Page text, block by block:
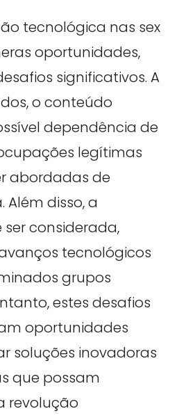
tecnológica nas sex
oportunidades,
significativos. A
o conteúdo
dependência de
legítimas
abordadas de
disso, a
considerada,
tecnológicos
grupos
estes desafios
oportunidades
soluções inovadoras
que possam
revolução